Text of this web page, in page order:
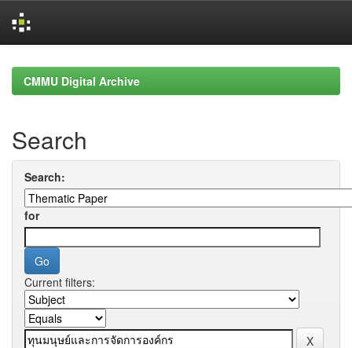
navigationCMMU Digital Archive
Search
Search:
for
Current filters: